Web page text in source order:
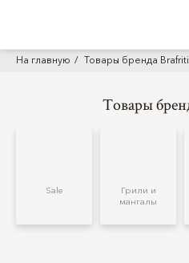
На главную Товары бренда
Товары
Sale
Грили и
мангалы